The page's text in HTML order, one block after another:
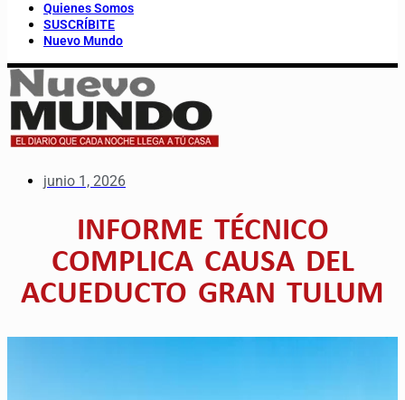
Quienes Somos
SUSCRÍBITE
Nuevo Mundo
junio 1, 2026
INFORME TÉCNICO
COMPLICA CAUSA DEL
ACUEDUCTO GRAN TULUM